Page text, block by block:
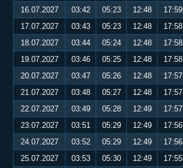
16.07.2027
03:42 05:23 12:48 17:59
17.07.2027
03:43 05:23 12:48 17:58
18.07.2027
03:44 05:24 12:48 17:58
19.07.2027
03:46 05:25 12:48 17:58
20.07.2027
03:47 05:26 12:48 17:57
21.07.2027
03:48 05:27 12:48 17:57
22.07.2027
03:49 05:28 12:49 17:57
23.07.2027
03:51 05:29 12:49 17:56
24.07.2027
03:52 05:29 12:49 17:56
25.07.2027
03:53 05:30 12:49 17:55